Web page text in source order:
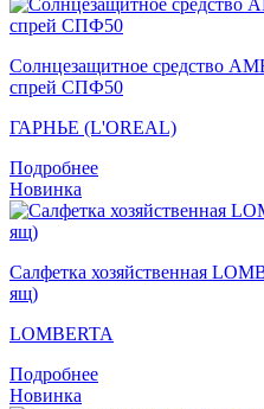
Солнцезащитное средство
спрей СПФ50
ГАРНЬЕ (L'OREAL)
Подробнее
Новинка
Салфетка хозяйственная
ящ)
LOMBERTA
Подробнее
Новинка